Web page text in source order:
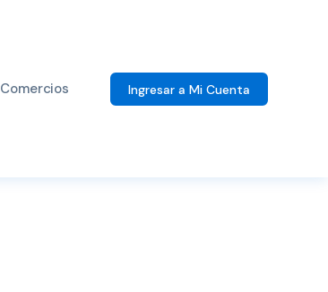
Comercios Ingresar a Mi Cuenta